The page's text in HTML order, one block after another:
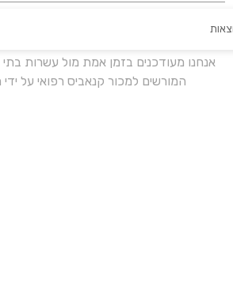
אנחנו מעודכנים בזמן אמת מול עשרות
המורשים למכור קנאביס רפואי על